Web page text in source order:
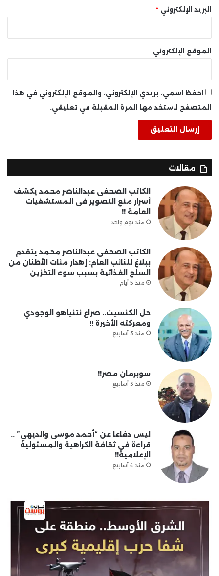
البريد الإلكتروني *
الموقع الإلكتروني
احفظ اسمي، بريدي الإلكتروني، والموقع الإلكتروني في هذا
المتصفح لاستخدامها المرة المقبلة في تعليقي.
مقالات
الكاتب الصحفى عبدالناصر محمد يكشف
أسرار منع التصوير فى المستشفيات
العامة !!
منذ يوم واحد
الكاتب الصحفى عبدالناصر محمد يتقدم
ببلاغ للنائب العام: إهدار مئات الأطنان من
السلع الغذائية بسبب سوء التخزين
منذ 5 أيام
حل الكنسيت.. صراع نتنياهو الوجودي
ومعركته الأخيرة !!
منذ 3 أسابيع
سوبرمان مصر!!
منذ 3 أسابيع
ليس دفاعا عن “أحمد موسى والديهي” ..
قراءة في ثقافة الكراهية والمسئولية
الإعلامية!!
منذ 4 أسابيع